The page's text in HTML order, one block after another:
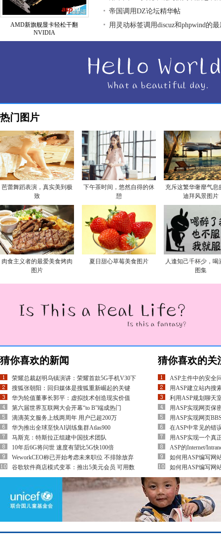
AMD新旗舰显卡轻松干翻
NVIDIA
帝国调用DZ论坛精华帖
用灵动标签调用discuz和phpwind的
热门图片
芭蕾舞蹈表演，真实美到极
致
下午茶时间，悠然自得的休
憩
充斥这繁华奢靡气息
迪拜风景图片
肉食主义者的最爱美食烤肉
图片
夏日甜心草莓美食图片
人逢知己千杯少，喝
图集
猜你喜欢的新闻
荣耀总裁赵明乌镇演讲：荣耀首款5G手机V30下
搜狐张朝阳：回归媒体是搜狐重新崛起的关键
华为轮值董事长郭平：虚拟技术创造现实价值
第六届世界互联网大会开幕“to B”端成热门
滴滴英文服务上线两周年 用户已超200万
华为推出全球至快AI训练集群Atlas900
马斯克：特斯拉正组建中国技术团队
10年后6G将问世 速度有望比5G快100倍
WeworkCEO称已开始考虑未来职位 不排除放弃
谷歌软件商店模式变革：推出5美元会员 可用数
猜你喜欢的关
ASP主件中的安全
用ASP建立站内搜
利用ASP规划聊天
用ASP实现网页保
用ASP实现网页
在ASP中常见的错
用ASP实现一个真
ASP的Internet/
如何用ASP编写网
如何用ASP编写网